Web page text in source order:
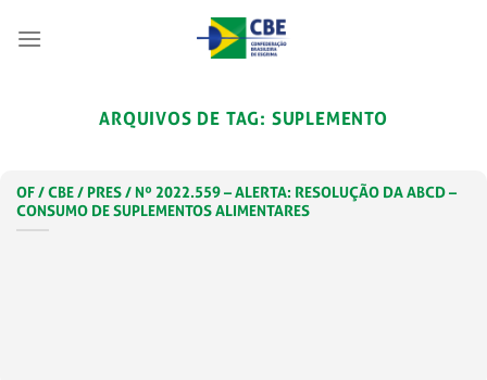
ARQUIVOS DE TAG: SUPLEMENTO
OF / CBE / PRES / Nº 2022.559 – ALERTA: RESOLUÇÃO DA ABCD –
CONSUMO DE SUPLEMENTOS ALIMENTARES